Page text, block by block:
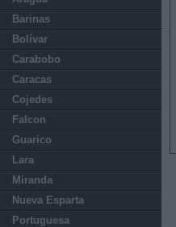
Barinas
Bolívar
Carabobo
Caracas
Cojedes
Falcon
Guarico
Lara
Miranda
Nueva Esparta
Portuguesa